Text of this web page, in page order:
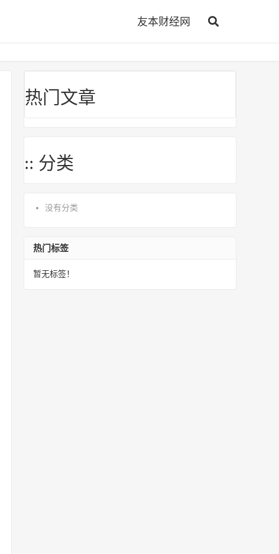
友本财经网
热门文章
:: 分类
没有分类
热门标签
暂无标签！